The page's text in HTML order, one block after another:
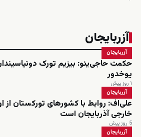
آزربایجان
آزربایجان
حکمت حاجی‌یئو: بیزیم تورک دونیاسیندان
یوخدور
۱ روز پیش
آزربایجان
علی‌اف: روابط با کشورهای تورکستان
خارجی آذربایجان است
5 روز پیش
آزربایجان